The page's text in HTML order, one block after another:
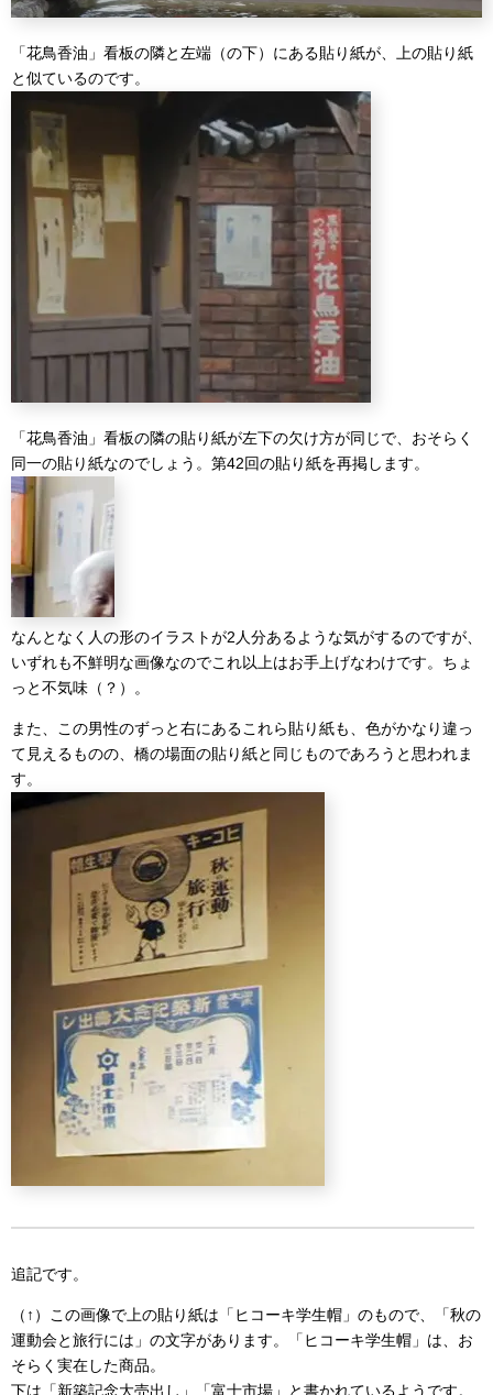
「花鳥香油」看板の隣と左端（の下）にある貼り紙が、上の貼り紙
と似ているのです。
「花鳥香油」看板の隣の貼り紙が左下の欠け方が同じで、おそらく
同一の貼り紙なのでしょう。第42回の貼り紙を再掲します。
なんとなく人の形のイラストが2人分あるような気がするのですが、
いずれも不鮮明な画像なのでこれ以上はお手上げなわけです。ちょ
っと不気味（？）。
また、この男性のずっと右にあるこれら貼り紙も、色がかなり違っ
て見えるものの、橋の場面の貼り紙と同じものであろうと思われま
す。
追記です。
（↑）この画像で上の貼り紙は「ヒコーキ学生帽」のもので、「秋の
運動会と旅行には」の文字があります。「ヒコーキ学生帽」は、お
そらく実在した商品。
下は「新築記念大売出し」「富士市場」と書かれているようです。